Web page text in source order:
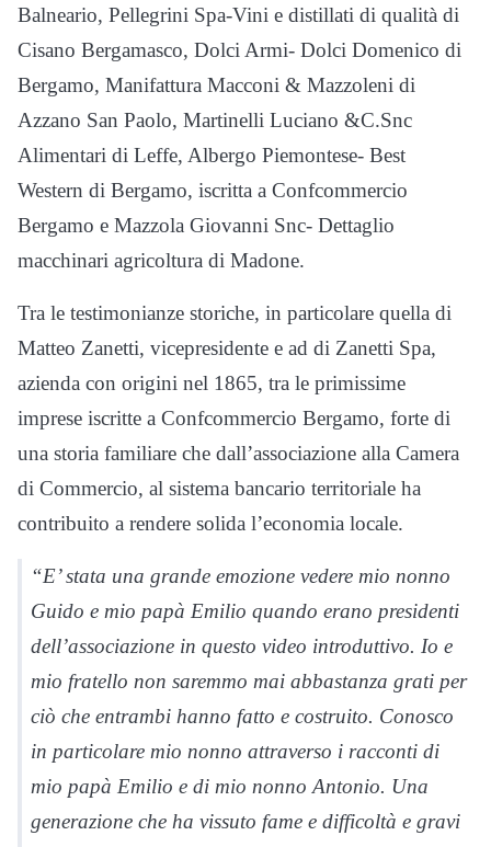
Balneario, Pellegrini Spa-Vini e distillati di qualità di
Cisano Bergamasco, Dolci Armi- Dolci Domenico di
Bergamo, Manifattura Macconi & Mazzoleni di
Azzano San Paolo, Martinelli Luciano &C.Snc
Alimentari di Leffe, Albergo Piemontese- Best
Western di Bergamo, iscritta a Confcommercio
Bergamo e Mazzola Giovanni Snc- Dettaglio
macchinari agricoltura di Madone.
Tra le testimonianze storiche, in particolare quella di
Matteo Zanetti, vicepresidente e ad di Zanetti Spa,
azienda con origini nel 1865, tra le primissime
imprese iscritte a Confcommercio Bergamo, forte di
una storia familiare che dall’associazione alla Camera
di Commercio, al sistema bancario territoriale ha
contribuito a rendere solida l’economia locale.
“E’ stata una grande emozione vedere mio nonno
Guido e mio papà Emilio quando erano presidenti
dell’associazione in questo video introduttivo. Io e
mio fratello non saremmo mai abbastanza grati per
ciò che entrambi hanno fatto e costruito. Conosco
in particolare mio nonno attraverso i racconti di
mio papà Emilio e di mio nonno Antonio. Una
generazione che ha vissuto fame e difficoltà e gravi